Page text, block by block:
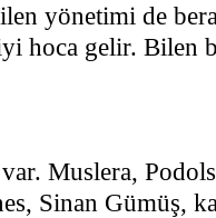
yönetimi de
hoca gelir. Bilen
Muslera,
Sinan Gümüş,